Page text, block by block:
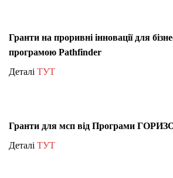
Гранти на проривні інновації для
програмою Pathfinder
Деталі ТУТ
Гранти для мсп від Програми
Деталі ТУТ